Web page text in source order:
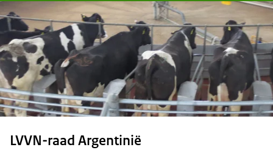
LVVN-raad Argentinië